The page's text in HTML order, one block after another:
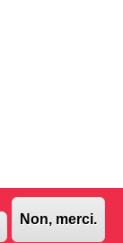
Non, merci.